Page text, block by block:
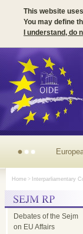
This website
You may define
I understand, do
Home > Interparliamentary
Debates of the Sejm
on EU Affairs